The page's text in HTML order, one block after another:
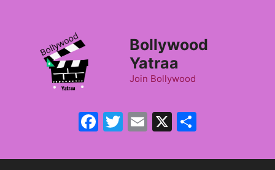
Bollywood
Yatraa
Join Bollywood
Facebook
Twitter
Email
X